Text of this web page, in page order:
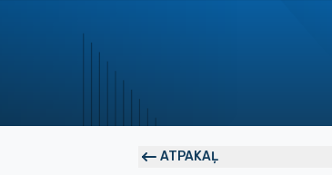
ATPAKAĻ